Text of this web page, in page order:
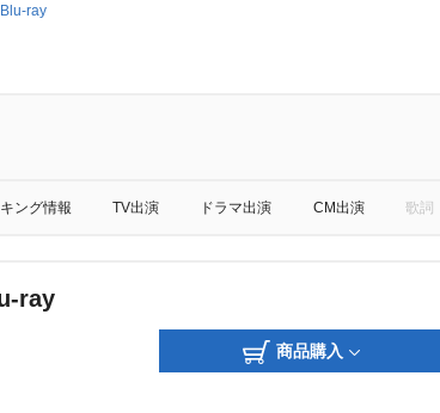
ray
ング情報 TV出演 ドラマ出演 CM出演 歌詞
ray
商品購入